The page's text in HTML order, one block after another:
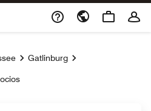
Gatlinburg